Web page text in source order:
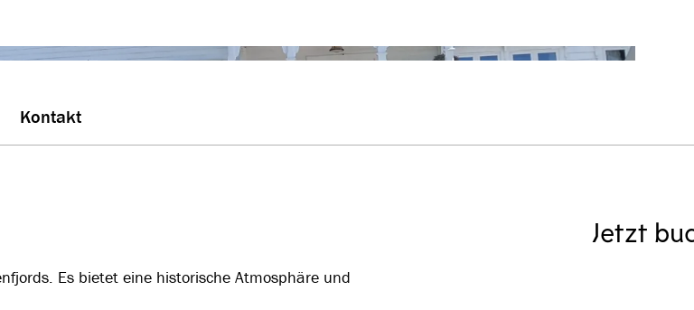
Jetzt
Kontakt
Es bietet eine historische Atmosphäre und